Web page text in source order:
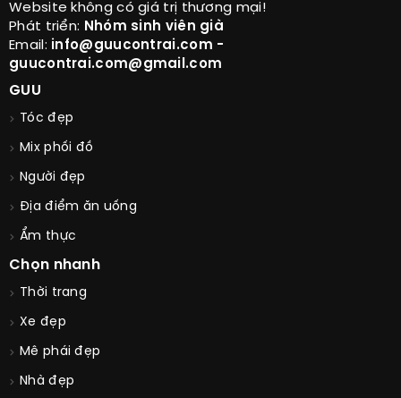
Website không có giá trị thương mại!
Phát triển: Nhóm sinh viên già
Email: info@guucontrai.com -
guucontrai.com@gmail.com
GUU
Tóc đẹp
Mix phối đồ
Người đẹp
Địa điểm ăn uống
Ẩm thực
Chọn nhanh
Thời trang
Xe đẹp
Mê phái đẹp
Nhà đẹp